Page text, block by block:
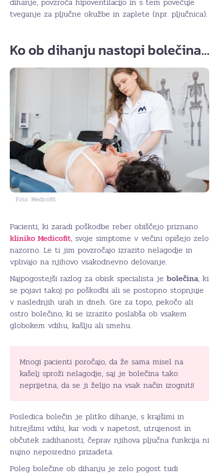
tveganje za pljučne okužbe in zaplete (npr. pljučnica).
Ko ob dihanju nastopi bolečina…
Foto: Medicofit
Pacienti, ki zaradi poškodbe reber obiščejo priznano
kliniko Medicofit, svoje simptome v večini opišejo zelo
nazorno. Le ti jim povzročajo izrazito nelagodje in
vplivajo na njihovo vsakodnevno delovanje.
Najpogostejši razlog za obisk specialista je bolečina, ki
se pojavi takoj po poškodbi ali se postopno stopnjuje
v naslednjih urah in dneh. Gre za topo, pekočo ali
ostro bolečino, ki se izrazito poslabša ob vsakem
globokem vdihu, kašlju ali smehu.
Mnogi pacienti poročajo, da že sama misel na
kašelj sproži nelagodje, saj je bolečina tako
neprijetna, da se ji želijo na vsak način izogniti!
Posledica bolečin je plitko dihanje, s krajšimi in
hitrejšimi vdihi, kar vodi v napetost, utrujenost in
občutek zadihanosti, čeprav njihova pljučna funkcija ni
nujno neposredno prizadeta.
Poleg bolečine ob dihanju je zelo pogost tudi